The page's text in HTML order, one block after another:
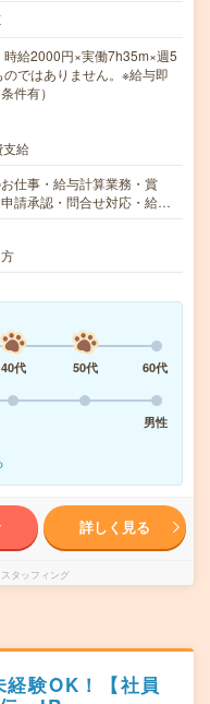
給2000円×実働7h35m×週5
ではありません。※給与即
件有）
支給
仕事・給与計算業務・賞
請承認・問合せ対応・給…
40代 50代
60代
男性
詳しく見る
タッフィング
験OK！【社員